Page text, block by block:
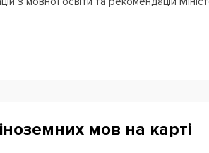
використовує такі методичні
молодшого, середнього і старшого
мов на карті